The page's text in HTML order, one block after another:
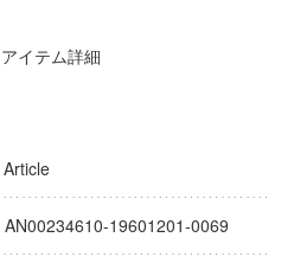
ティテュート
報告書
COEプログラム市民社会ガバナンス
プログラム論理と感性の先端的
グプログラム「超成熟社会発展のサ
イテム詳細
Article
AN00234610-19601201-0069